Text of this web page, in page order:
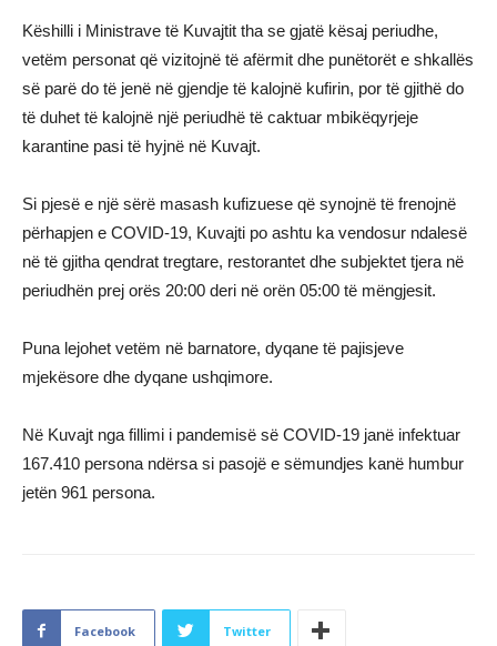
Këshilli i Ministrave të Kuvajtit tha se gjatë kësaj periudhe,
vetëm personat që vizitojnë të afërmit dhe punëtorët e shkallës
së parë do të jenë në gjendje të kalojnë kufirin, por të gjithë do
të duhet të kalojnë një periudhë të caktuar mbikëqyrjeje
karantine pasi të hyjnë në Kuvajt.
Si pjesë e një sërë masash kufizuese që synojnë të frenojnë
përhapjen e COVID-19, Kuvajti po ashtu ka vendosur ndalesë
në të gjitha qendrat tregtare, restorantet dhe subjektet tjera në
periudhën prej orës 20:00 deri në orën 05:00 të mëngjesit.
Puna lejohet vetëm në barnatore, dyqane të pajisjeve
mjekësore dhe dyqane ushqimore.
Në Kuvajt nga fillimi i pandemisë së COVID-19 janë infektuar
167.410 persona ndërsa si pasojë e sëmundjes kanë humbur
jetën 961 persona.
Facebook Twitter